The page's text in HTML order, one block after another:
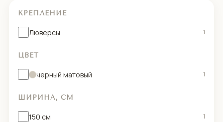
КРЕПЛЕНИЕ
Люверсы 1
ЦВЕТ
черный матовый 1
ШИРИНА, СМ
150 см 1